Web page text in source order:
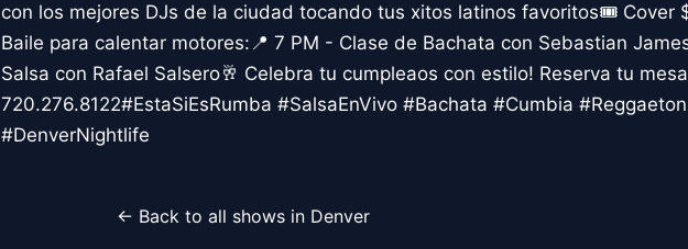
con los mejores DJs de la ciudad tocando tus xitos latinos favoritos🎟️ Cover
Baile para calentar motores:📍 7 PM - Clase de Bachata con Sebastian
Salsa con Rafael Salsero🥂 Celebra tu cumpleaos con estilo! Reserva tu
720.276.8122#EstaSiEsRumba #SalsaEnVivo #Bachata #Cumbia
#DenverNightlife
← Back to all shows in Denver